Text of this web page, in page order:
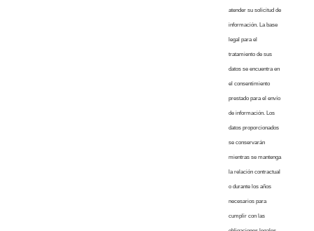
atender su solicitud de
información. La base
legal para el
tratamiento de sus
datos se encuentra en
el consentimiento
prestado para el envío
de información. Los
datos proporcionados
se conservarán
mientras se mantenga
la relación contractual
o durante los años
necesarios para
cumplir con las